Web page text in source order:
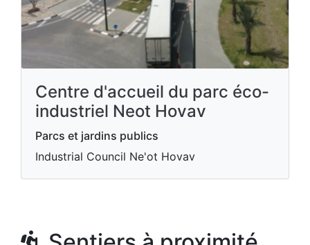
Centre d'accueil du parc éco-
industriel Neot Hovav
Parcs et jardins publics
Industrial Council Ne'ot Hovav